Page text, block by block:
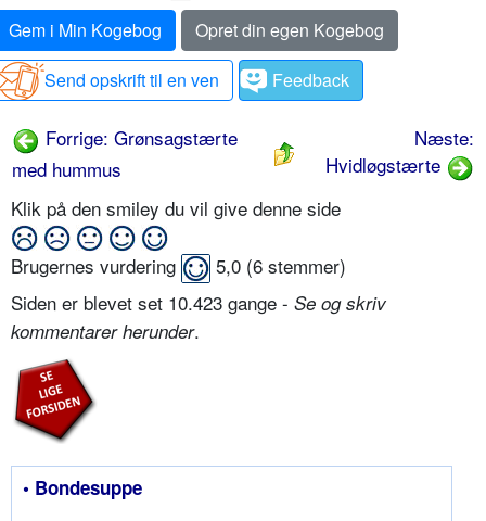
Gem i Min Kogebog
Opret din egen Kogebog
Send opskrift til en ven
Feedback
Forrige: Grønsagstærte
med hummus
Næste:
Hvidløgstærte
Klik på den smiley du vil give denne side
Brugernes vurdering 5,0 (6 stemmer)
Siden er blevet set 10.423 gange - Se og skriv
kommentarer herunder.
• Bondesuppe